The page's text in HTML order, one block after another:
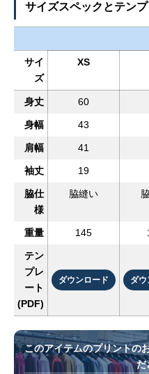
サイズスペックとテンプ
サイ
ズ
XS
身丈 60
身幅 43
肩幅 41
袖丈 19
脇仕
様
脇縫い
重量 145
テン
プレ
ート
(PDF)
ダウンロード ダウ
このアイテムのプリントの
だ